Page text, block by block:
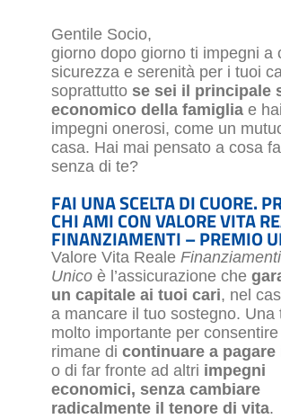
Gentile Socio,
giorno dopo giorno ti impegni a
sicurezza e serenità per i tuoi
soprattutto se sei il principale
economico della famiglia e
impegni onerosi, come un
casa. Hai mai pensato a cosa
senza di te?
FAI UNA SCELTA DI CUORE.
CHI AMI CON VALORE VITA
FINANZIAMENTI – PREMIO
Valore Vita Reale
Unico è l’assicurazione che
un capitale ai tuoi cari, nel
a mancare il tuo sostegno. Una
molto importante per
rimane dicontinuare a
o di far fronte ad altri impegni
economici, senza cambiare
radicalmente il tenore di vita.